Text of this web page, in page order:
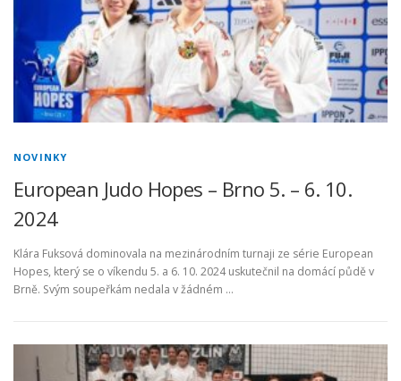
NOVINKY
European Judo Hopes – Brno 5. – 6. 10.
2024
Klára Fuksová dominovala na mezinárodním turnaji ze série European
Hopes, který se o víkendu 5. a 6. 10. 2024 uskutečnil na domácí půdě v
Brně. Svým soupeřkám nedala v žádném …